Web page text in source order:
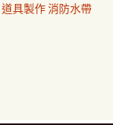
道具製作消防水帶